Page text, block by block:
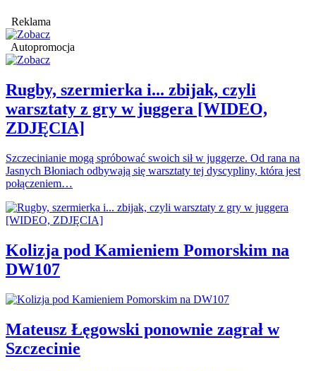
Reklama
Autopromocja
Rugby, szermierka i... zbijak, czyli
warsztaty z gry w juggera [WIDEO,
ZDJĘCIA]
Szczecinianie mogą spróbować swoich sił w juggerze. Od rana na
Jasnych Błoniach odbywają się warsztaty tej dyscypliny, która jest
połączeniem…
Kolizja pod Kamieniem Pomorskim na
DW107
Mateusz Łęgowski ponownie zagrał w
Szczecinie